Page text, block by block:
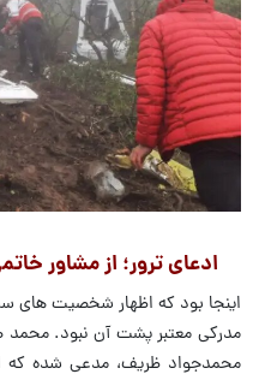
ادعای ترور؛ از مشاور
اینجا بود که اظهار شخصیت های
مدرکی معتبر پشت آن نبود.
محمدجواد ظریف، مدعی شده که